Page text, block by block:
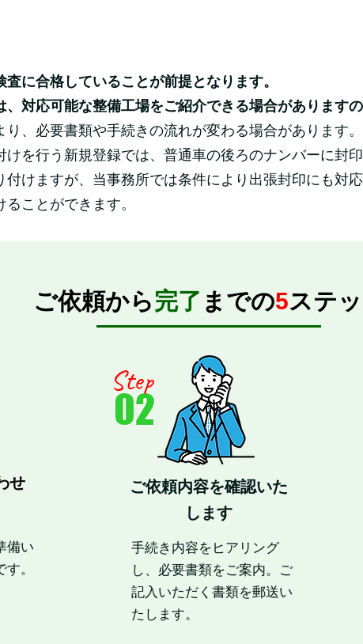
査に合格していることが前提となります。
、対応可能な整備工場をご紹介できる場合があります
り、必要書類や手続きの流れが変わる場合があります。
けを行う新規登録では、普通車の後ろのナンバーに封
付けますが、当事務所では条件により出張封印にも対
ことができます。
ご依頼から完了 までの5ステ
せ
備い
。
ご依頼内容を確認いた
します
02
Step
手続き内容をヒアリング
し、必要書類をご案内。ご
記入いただく書類を郵送い
たします。